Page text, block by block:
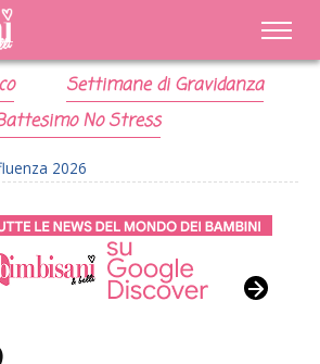
Settimane di Gravidanza
No Stress
2026